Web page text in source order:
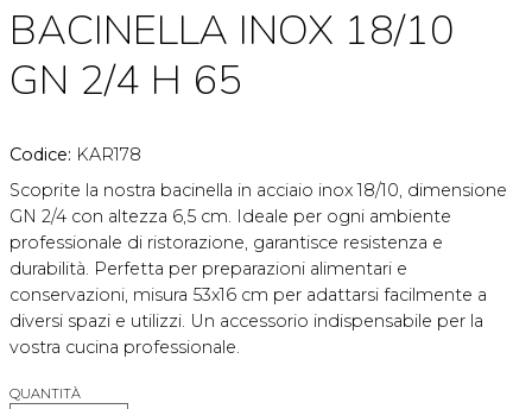
BACINELLA INOX 18/10
GN 2/4 H 65
Codice: KAR178
Scoprite la nostra bacinella in acciaio inox 18/10, dimensione
GN 2/4 con altezza 6,5 cm. Ideale per ogni ambiente
professionale di ristorazione, garantisce resistenza e
durabilità. Perfetta per preparazioni alimentari e
conservazioni, misura 53x16 cm per adattarsi facilmente a
diversi spazi e utilizzi. Un accessorio indispensabile per la
vostra cucina professionale.
QUANTITÀ